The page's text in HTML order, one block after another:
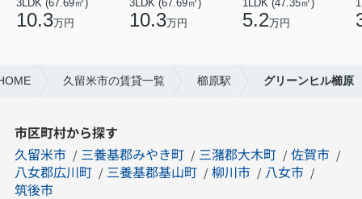
3LDK (67.69㎡)
10.3万円
3LDK (67.69㎡)
10.3万円
1LDK (47.35㎡)
5.2万円
久留米市の賃貸一覧 櫛原駅 グリーンヒル櫛原
市区町村から探す
久留米市
三養基郡みやき町 三潴郡大木町
佐賀市
八女郡広川町
三養基郡基山町 柳川市
八女市
筑後市